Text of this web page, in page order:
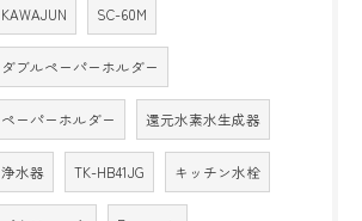
KAWAJUN SC-60M
ダブルペーパーホルダー
ペーパーホルダー 還元水素水生成器
浄水器 TK-HB41JG キッチン水栓